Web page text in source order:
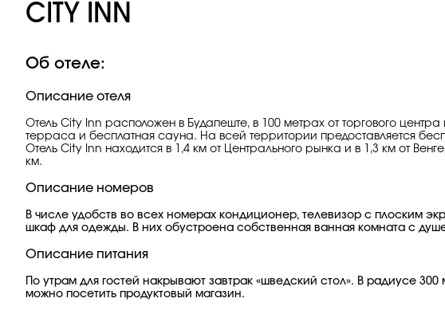
CITY INN
Об отеле:
Описание отеля
Отель City Inn расположен в Будапеште, в 100 метрах от торгового
терраса и бесплатная сауна. На всей территории предоставляется
Отель City Inn находится в 1,4 км от Центрального рынка и в 1,3 км от
км.
Описание номеров
В числе удобств во всех номерах кондиционер, телевизор с плоским
шкаф для одежды. В них обустроена собственная ванная комната с
Описание питания
По утрам для гостей накрывают завтрак «шведский стол». В радиусе
можно посетить продуктовый магазин.